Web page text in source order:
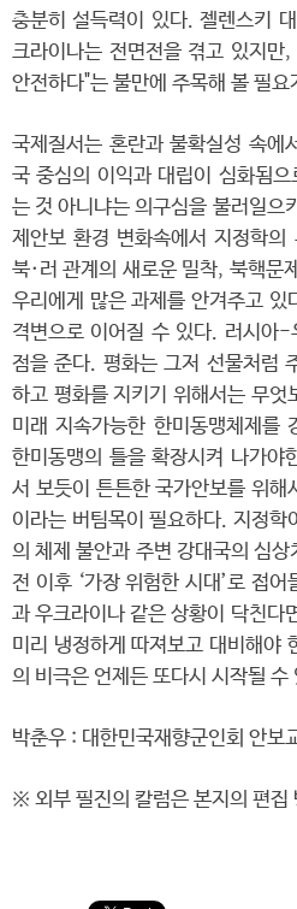
충분히 설득력이 있다. 젤렌스키
크라이나는 전면전을 겪고 있지만
안전하다"는 불만에 주목해 볼 필요
국제질서는 혼란과 불확실성 속에
국 중심의 이익과 대립이 심화됨
는 것 아니냐는 의구심을 불러일으
제안보 환경 변화속에서 지정학
북·러 관계의 새로운 밀착, 북핵문
우리에게 많은 과제를 안겨주고 있
격변으로 이어질 수 있다. 러시아-
점을 준다. 평화는 그저 선물처럼
하고 평화를 지키기 위해서는 무엇
미래 지속가능한 한미동맹체제를
한미동맹의 틀을 확장시켜 나가야
서 보듯이 튼튼한 국가안보를 위해
이라는 버팀목이 필요하다. 지정
의 체제 불안과 주변 강대국의 심
전 이후 ‘가장 위험한 시대’로 접
과 우크라이나 같은 상황이 닥친다
미리 냉정하게 따져보고 대비해야
의 비극은 언제든 또다시 시작될
박춘우 : 대한민국재향군인회 안보
※ 외부 필진의 칼럼은 본지의 편집